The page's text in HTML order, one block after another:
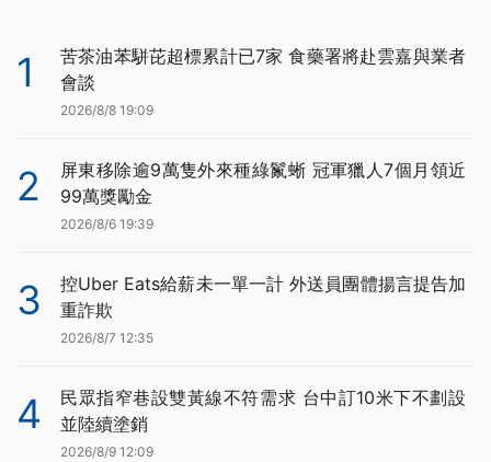
1
苦茶油苯駢芘超標累計已7家 食藥署將赴雲嘉與業者
會談
2026/8/8 19:09
2
屏東移除逾9萬隻外來種綠鬣蜥 冠軍獵人7個月領近
99萬獎勵金
2026/8/6 19:39
3
控Uber Eats給薪未一單一計 外送員團體揚言提告加
重詐欺
2026/8/7 12:35
4
民眾指窄巷設雙黃線不符需求 台中訂10米下不劃設
並陸續塗銷
2026/8/9 12:09